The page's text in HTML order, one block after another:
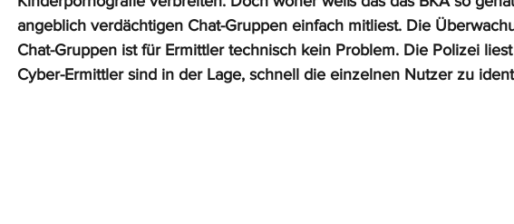
angeblich verdächtigen Chat-Gruppen einfach mitliest. Die
Chat-Gruppen ist für Ermittler technisch kein Problem. Die Polizei
Cyber-Ermittler sind in der Lage, schnell die einzelnen Nutzer zu